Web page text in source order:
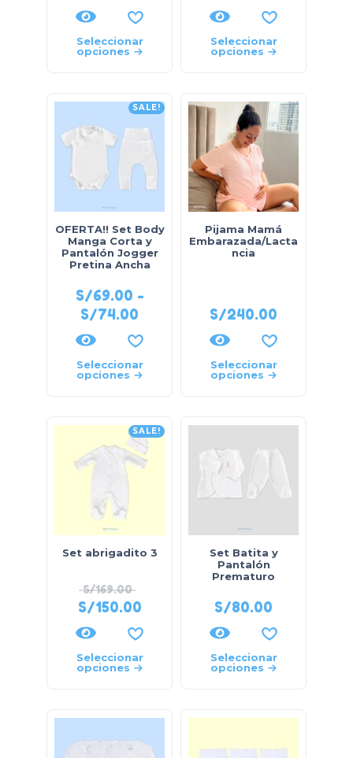
Seleccionar
opciones
Seleccionar
opciones
SALE!
OFERTA!! Set Body
Manga Corta y
Pantalón Jogger
Pretina Ancha
S/69.00 -
S/74.00
Seleccionar
opciones
Pijama Mamá
Embarazada/Lacta
ncia
S/240.00
Seleccionar
opciones
SALE!
Set abrigadito 3
S/169.00
S/150.00
Seleccionar
opciones
Set Batita y
Pantalón
Prematuro
S/80.00
Seleccionar
opciones